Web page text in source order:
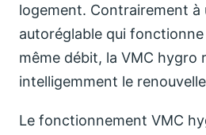
logement. Contrairement à
autoréglable qui
même débit, la VMC hygro
intelligemment le
Le fonctionnement VMC